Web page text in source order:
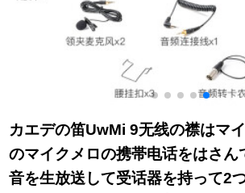
カエデの笛UwMi 9无线の襟はマ
のマイクメロの携帯电话をはさん
音を生放送して受话器を持って2